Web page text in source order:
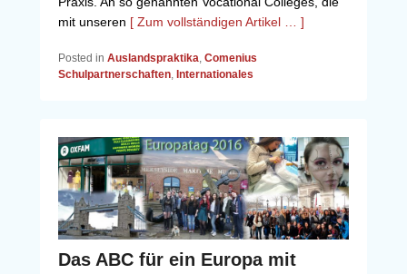
mit unseren [ Zum vollständigen Artikel … ]
Posted in Auslandspraktika Comenius
Schulpartnerschaften Internationales
Das ABC für ein Europa mit